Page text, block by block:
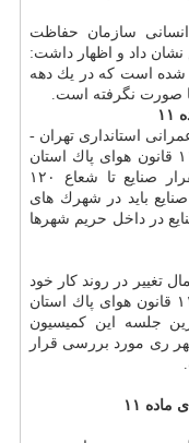
سازمان حفاظت
داد و اظهار داشت:
شده است كه در یك دهه
صورت نگرفته است.
استانداری تهران -
در تشریح آخرین مصوبات كمیسیون ماده ۱۱ قانون هوای پاك استان
تهران اظهار داشت: برمبنای قانون، استقرار صنایع تا شعاع ۱۲۰
باید در شهرك های
در داخل حریم شهرها
تغییر در روند كار خود
داشته باشند باید سوژه در كمیسیون ماده ۱۱ قانون هوای پاك استان
جلسه این كمیسیون
ری مورد بررسی قرار
۱۱